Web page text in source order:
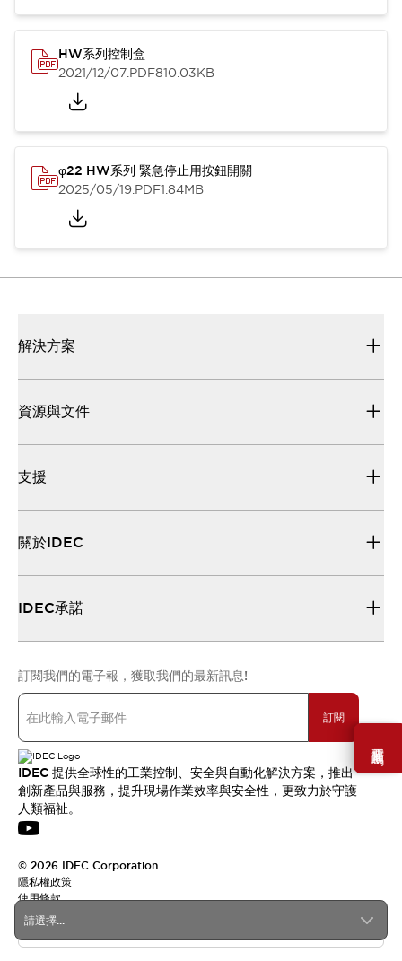
需要幫助嗎？
HW系列控制盒
2021/12/07.PDF810.03KB
φ22 HW系列 緊急停止用按鈕開關
2025/05/19.PDF1.84MB
請選擇...
解決方案
資源與文件
支援
關於IDEC
IDEC承諾
訂閱我們的電子報，獲取我們的最新訊息!
訂閱
IDEC 提供全球性的工業控制、安全與自動化解決方案，推出
創新產品與服務，提升現場作業效率與安全性，更致力於守護
人類福祉。
© 2026 IDEC Corporation
隱私權政策
使用條款
台灣